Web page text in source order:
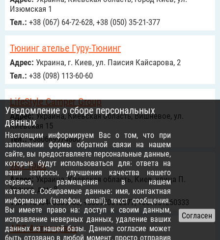
Изюмская 1
Тел.: +38 (067) 64-72-628, +38 (050) 35-21-377
Тюнинг ателье Гуру-Тюнинг
Адрес: Украина, г. Киев, ул. Паисия Кайсарова, 2
Тел.: +38 (098) 113-60-60
LifeStyle Camper Group
Адрес:Украина, Киевская область, Вишневое, ул.
Киевская 15
Тел.:+380689974800
Укр Трак
Адрес: Украина, Киевская область, Киев, улица П.
Усенка, дом 8
Тел.:+380443339933, +380950012077, +380951260333
АВС Автосервис
Уведомление о сборе персональных
данных
Настоящим информируем Вас о том, что при
заполнении формы обратной связи на нашем
сайте, вы предоставляете персональные данные,
которые будут использоваться для: ответа на
ваши запросы, улучшения качества нашего
сервиса, размещения в нашем
каталоге. Собираемые данные: имя, контактная
информация (телефон, email), текст сообщения.
Вы имеете право на: доступ к своим данным,
исправление неверных данных, удаление ваших
данных из нашей базы. Данное согласие может
быть отозвано в любой момент, просто отправив